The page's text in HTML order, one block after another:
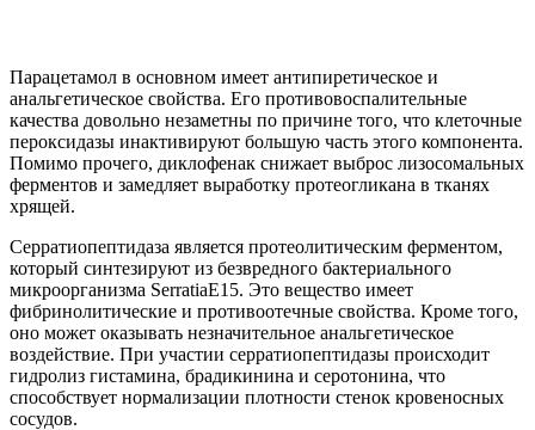
Парацетамол в основном имеет антипиретическое и
анальгетическое свойства. Его противовоспалительные
качества довольно незаметны по причине того, что клеточные
пероксидазы инактивируют большую часть этого компонента.
Помимо прочего, диклофенак снижает выброс лизосомальных
ферментов и замедляет выработку протеогликана в тканях
хрящей.
Серратиопептидаза является протеолитическим ферментом,
который синтезируют из безвредного бактериального
микроорганизма SerratiaE15. Это вещество имеет
фибринолитические и противоотечные свойства. Кроме того,
оно может оказывать незначительное анальгетическое
воздействие. При участии серратиопептидазы происходит
гидролиз гистамина, брадикинина и серотонина, что
способствует нормализации плотности стенок кровеносных
сосудов.